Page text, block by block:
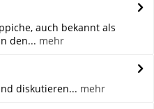
auch bekannt als
den... mehr
diskutieren... mehr